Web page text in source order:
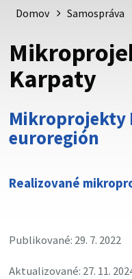
psk.sk.
Buďte pozorní a vždy sa
cez zabezpečenú
Domov Samospráva
Karpaty
Mikroprojekty
euroregión
Realizované
Publikované: 29. 7. 2022
Aktualizované: 27. 11.